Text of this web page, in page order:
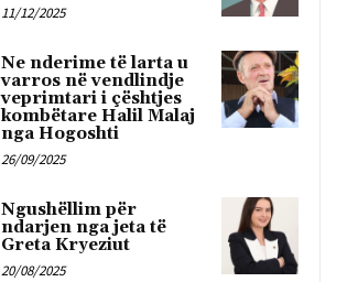
11/12/2025
Ne nderime të larta u
varros në vendlindje
veprimtari i çështjes
kombëtare Halil Malaj
nga Hogoshti
26/09/2025
Ngushëllim për
ndarjen nga jeta të
Greta Kryeziut
20/08/2025